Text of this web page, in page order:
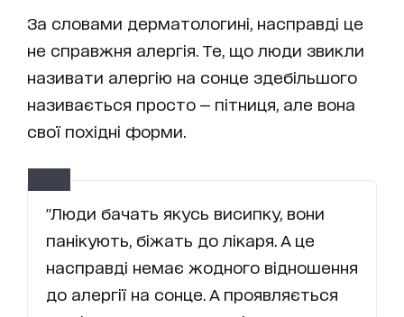
За словами дерматологині, насправді це
не справжня алергія. Те, що люди звикли
називати алергію на сонце здебільшого
називається просто — пітниця, але вона
свої похідні форми.
"Люди бачать якусь висипку, вони
панікують, біжать до лікаря. А це
насправді немає жодного відношення
до алергії на сонце. А проявляється